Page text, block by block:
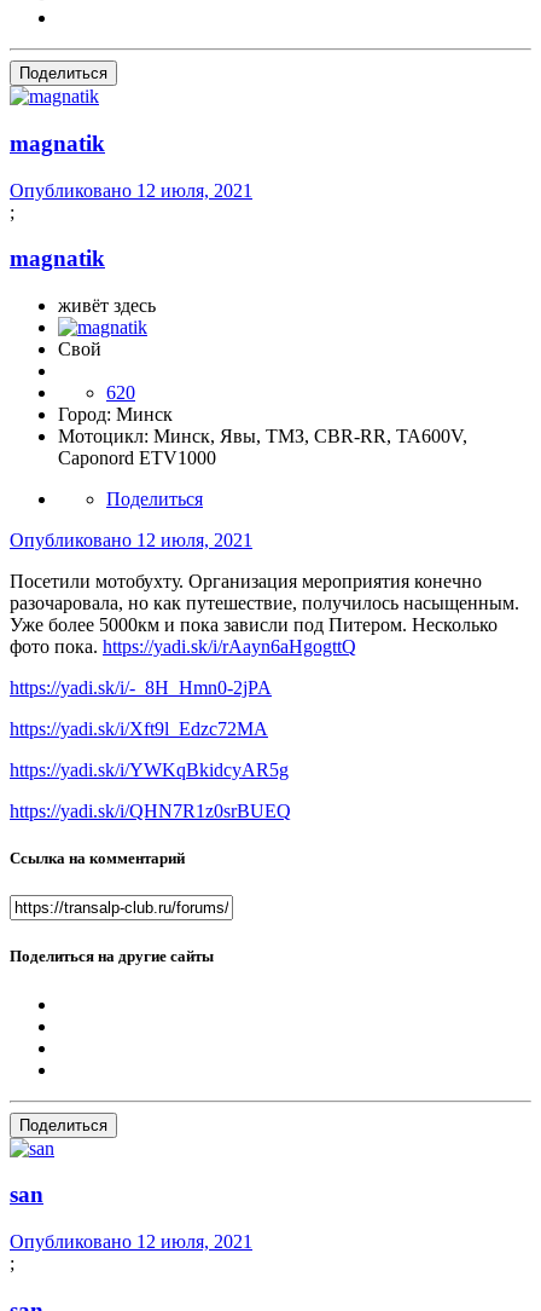
Поделиться
magnatik
Опубликовано 12 июля, 2021
;
magnatik
живёт здесь
Свой
620
Город: Минск
Мотоцикл: Минск, Явы, ТМЗ, CBR-RR, ТА600V,
Caponord ETV1000
Поделиться
Опубликовано 12 июля, 2021
Посетили мотобухту. Организация мероприятия конечно
разочаровала, но как путешествие, получилось насыщенным.
Уже более 5000км и пока зависли под Питером. Несколько
фото пока. https://yadi.sk/i/rAayn6aHgogttQ
https://yadi.sk/i/-_8H_Hmn0-2jPA
https://yadi.sk/i/Xft9l_Edzc72MA
https://yadi.sk/i/YWKqBkidcyAR5g
https://yadi.sk/i/QHN7R1z0srBUEQ
Ссылка на комментарий
Поделиться на другие сайты
Поделиться
san
Опубликовано 12 июля, 2021
;